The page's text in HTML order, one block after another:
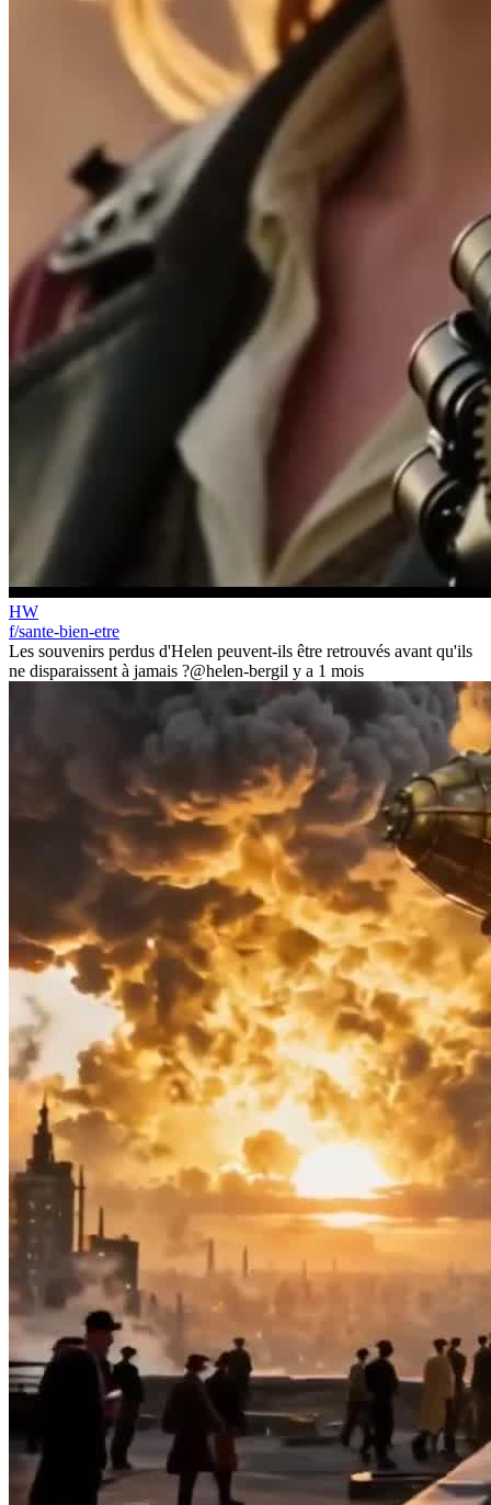
HW
f/sante-bien-etre
Les souvenirs perdus d'Helen peuvent-ils être retrouvés avant qu'ils
ne disparaissent à jamais ?@helen-bergil y a 1 mois